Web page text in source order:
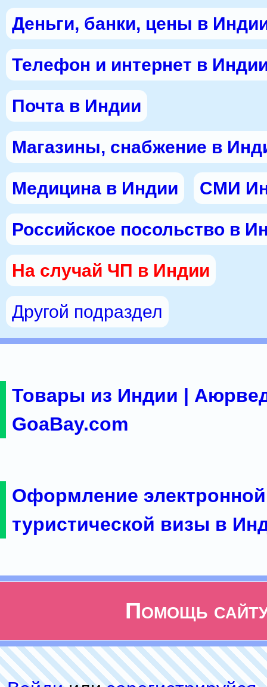
Деньги, банки, цены в
Телефон и интернет в
Почта в Индии
Магазины, снабжение в
Медицина в Индии СМИ
Российское посольство в
На случай ЧП в Индии
Другой подраздел
Товары из Индии |
GoaBay.com
Оформление электронной
туристической визы в
Помощь